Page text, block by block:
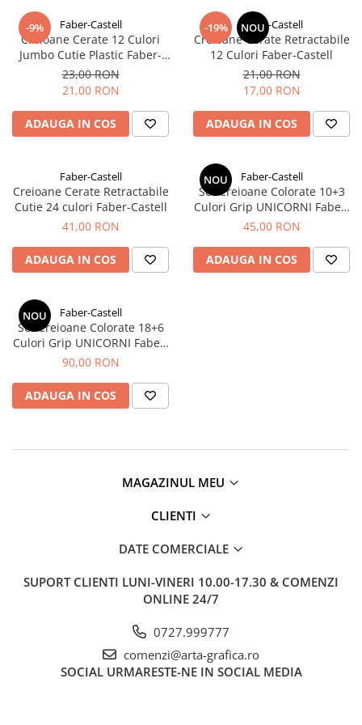
Graf von Faber-Castell
Molotow
Herlitz
Leuchtturm1917
Penac
Consumabile
Schneider
Sharpie
Mont Marte
Oxford
M+R
Clairefontaine
Lyra
Elmers
Radiere
Corectoare, Lipici
Caiete si Blocuri desen
Penare si Rucsaci
Markere Machiaj
Rigle echere
-9% Faber-Castell
Creioane Cerate 12 Culori
Jumbo Cutie Plastic Faber-
Castell
23,00 RON
21,00 RON
ADAUGA IN COS
-19% NOU
Faber-Castell
Creioane Cerate Retractabile
12 Culori Faber-Castell
21,00 RON
17,00 RON
ADAUGA IN COS
Faber-Castell
Creioane Cerate Retractabile
Cutie 24 culori Faber-Castell
41,00 RON
ADAUGA IN COS
NOU Faber-Castell
Set Creioane Colorate 10+3
Culori Grip UNICORNI Faber-
Castell
45,00 RON
ADAUGA IN COS
NOU Faber-Castell
Set Creioane Colorate 18+6
Culori Grip UNICORNI Faber-
Castell
90,00 RON
ADAUGA IN COS
MAGAZINUL MEU
CLIENTI
DATE COMERCIALE
SUPORT CLIENTI LUNI-VINERI 10.00-17.30 & COMENZI
ONLINE 24/7
0727.999777
comenzi@arta-grafica.ro
SOCIAL URMARESTE-NE IN SOCIAL MEDIA